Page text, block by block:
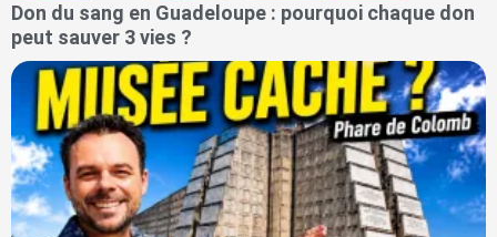
Don du sang en Guadeloupe : pourquoi chaque don
peut sauver 3 vies ?